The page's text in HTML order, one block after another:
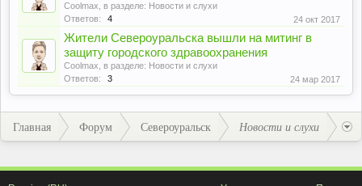
Coolmax , в разделе: Новости и слухи
Ответов:
4 24 окт 2017
Жители Североуральска вышли на митинг в
защиту городского здравоохранения
Coolmax , в разделе: Новости и слухи
Ответов:
3 24 мар 2017
Главная Форум Североуральск Новости и слухи